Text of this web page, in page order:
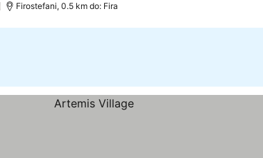
Firostefani, 0.5 km do: Fira